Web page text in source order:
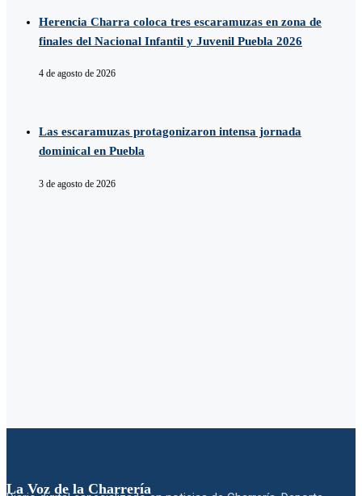
Herencia Charra coloca tres escaramuzas en zona de
finales del Nacional Infantil y Juvenil Puebla 2026
4 de agosto de 2026
Las escaramuzas protagonizaron intensa jornada
dominical en Puebla
3 de agosto de 2026
La Voz de la Charrería